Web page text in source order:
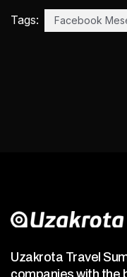
Tags: Facebook
Uzakrota Travel